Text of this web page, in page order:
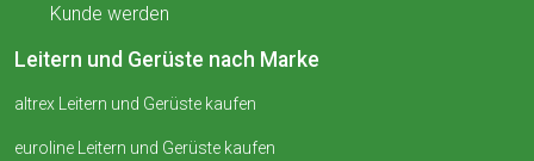
Kunde werden
Leitern und Gerüste nach Marke
altrex Leitern und Gerüste kaufen
euroline Leitern und Gerüste kaufen